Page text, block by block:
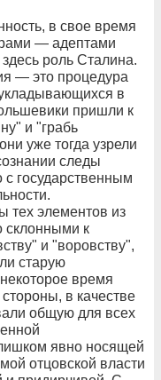
в свое время
— адептами
роль Сталина.
— это процедура
в
пришли к
и "грабь
уже тогда узрели
следы
с государственным
тех элементов из
склонными к
и "воровству",
старую
время
в качестве
общую для всех
явно носящей
отцовской власти